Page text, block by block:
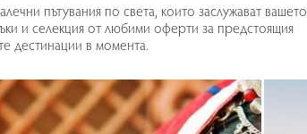
пътувания по света, които заслужават вашето
и селекция от любими оферти за предстоящия
дестинации в момента.